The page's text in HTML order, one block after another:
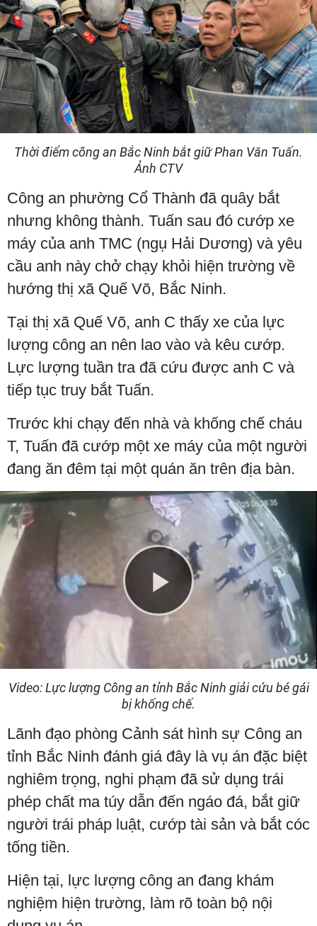
Thời điểm công an Bắc Ninh bắt giữ Phan Văn Tuấn.
Ảnh CTV
Công an phường Cổ Thành đã quây bắt
nhưng không thành. Tuấn sau đó cướp xe
máy của anh TMC (ngụ Hải Dương) và yêu
cầu anh này chở chạy khỏi hiện trường về
hướng thị xã Quế Võ, Bắc Ninh.
Tại thị xã Quế Võ, anh C thấy xe của lực
lượng công an nên lao vào và kêu cướp.
Lực lượng tuần tra đã cứu được anh C và
tiếp tục truy bắt Tuấn.
Trước khi chạy đến nhà và khống chế cháu
T, Tuấn đã cướp một xe máy của một người
đang ăn đêm tại một quán ăn trên địa bàn.
Play
Video
Video: Lực lượng Công an tỉnh Bắc Ninh giải cứu bé gái
bị khống chế.
Lãnh đạo phòng Cảnh sát hình sự Công an
tỉnh Bắc Ninh đánh giá đây là vụ án đặc biệt
nghiêm trọng, nghi phạm đã sử dụng trái
phép chất ma túy dẫn đến ngáo đá, bắt giữ
người trái pháp luật, cướp tài sản và bắt cóc
tống tiền.
Hiện tại, lực lượng công an đang khám
nghiệm hiện trường, làm rõ toàn bộ nội